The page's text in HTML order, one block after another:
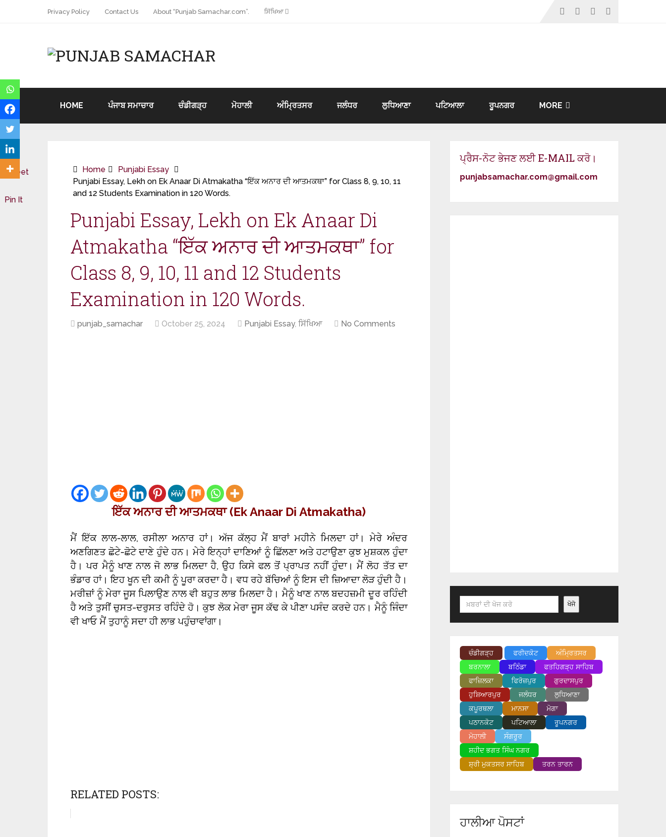
Privacy Policy Contact Us About “Punjab Samachar.com”. ਸਿੱਖਿਆ
HOME ਪੰਜਾਬ ਸਮਾਚਾਰ ਚੰਡੀਗੜ੍ਹ ਮੋਹਾਲੀ ਅੰਮ੍ਰਿਤਸਰ ਜਲੰਧਰ ਲੁਧਿਆਣਾ ਪਟਿਆਲਾ ਰੂਪਨਗਰ MORE
Home
Punjabi Essay
Punjabi Essay, Lekh on Ek Anaar Di Atmakatha “ਇੱਕ ਅਨਾਰ ਦੀ ਆਤਮਕਥਾ” for Class 8, 9, 10, 11
and 12 Students Examination in 120 Words.
Punjabi Essay, Lekh on Ek Anaar Di
Atmakatha “ਇੱਕ ਅਨਾਰ ਦੀ ਆਤਮਕਥਾ” for
Class 8, 9, 10, 11 and 12 Students
Examination in 120 Words.
punjab_samachar October 25, 2024 Punjabi Essay, ਸਿੱਖਿਆ No Comments
ਇੱਕ ਅਨਾਰ ਦੀ ਆਤਮਕਥਾ (Ek Anaar Di Atmakatha)
ਮੈਂ ਇੱਕ ਲਾਲ-ਲਾਲ, ਰਸੀਲਾ ਅਨਾਰ ਹਾਂ। ਅੱਜ ਕੱਲ੍ਹ ਮੈਂ ਬਾਰਾਂ ਮਹੀਨੇ ਮਿਲਦਾ ਹਾਂ। ਮੇਰੇ ਅੰਦਰ
ਅਣਗਿਣਤ ਛੋਟੇ-ਛੋਟੇ ਦਾਣੇ ਹੁੰਦੇ ਹਨ। ਮੇਰੇ ਇਨ੍ਹਾਂ ਦਾਣਿਆਂ ਨੂੰ ਛਿੱਲਣਾ ਅਤੇ ਹਟਾਉਣਾ ਕੁਝ ਮੁਸ਼ਕਲ ਹੁੰਦਾ
ਹੈ। ਪਰ ਮੈਨੂੰ ਖਾਣ ਨਾਲ ਜੋ ਲਾਭ ਮਿਲਦਾ ਹੈ, ਉਹ ਕਿਸੇ ਫਲ ਤੋਂ ਪ੍ਰਾਪਤ ਨਹੀਂ ਹੁੰਦਾ। ਮੈਂ ਲੋਹ ਤੱਤ ਦਾ
ਭੰਡਾਰ ਹਾਂ। ਇਹ ਖੂਨ ਦੀ ਕਮੀ ਨੂੰ ਪੂਰਾ ਕਰਦਾ ਹੈ। ਵਧ ਰਹੇ ਬੱਚਿਆਂ ਨੂੰ ਇਸ ਦੀ ਜ਼ਿਆਦਾ ਲੋੜ ਹੁੰਦੀ ਹੈ।
ਮਰੀਜ਼ਾਂ ਨੂੰ ਮੇਰਾ ਜੂਸ ਪਿਲਾਉਣ ਨਾਲ ਵੀ ਬਹੁਤ ਲਾਭ ਮਿਲਦਾ ਹੈ। ਮੈਨੂੰ ਖਾਣ ਨਾਲ ਬਦਹਜ਼ਮੀ ਦੂਰ ਰਹਿੰਦੀ
ਹੈ ਅਤੇ ਤੁਸੀਂ ਚੁਸਤ-ਦਰੁਸਤ ਰਹਿੰਦੇ ਹੋ। ਕੁਝ ਲੋਕ ਮੇਰਾ ਜੂਸ ਕੱਢ ਕੇ ਪੀਣਾ ਪਸੰਦ ਕਰਦੇ ਹਨ। ਮੈਨੂੰ ਜਿੰਦਾ
ਵੀ ਖਾਓ ਮੈਂ ਤੁਹਾਨੂੰ ਸਦਾ ਹੀ ਲਾਭ ਪਹੁੰਚਾਵਾਂਗਾ।
RELATED POSTS:
Tweet
Pin It
ਪ੍ਰੈਸ-ਨੋਟ ਭੇਜਣ ਲਈ E-MAIL ਕਰੋ।
punjabsamachar.com@gmail.com
Search ਖੋਜੋ
ਚੰਡੀਗੜ੍ਹ ਫਰੀਦਕੋਟ
ਅੰਮ੍ਰਿਤਸਰ
ਬਰਨਾਲਾ
ਬਠਿੰਡਾ
ਫਤਹਿਗੜ੍ਹ ਸਾਹਿਬ
ਫਾਜ਼ਿਲਕਾ
ਫਿਰੋਜ਼ਪੁਰ
ਗੁਰਦਾਸਪੁਰ
ਹੁਸ਼ਿਆਰਪੁਰ
ਜਲੰਧਰ
ਲੁਧਿਆਣਾ
ਕਪੂਰਥਲਾ
ਮਾਨਸਾ
ਮੋਗਾ
ਪਠਾਨਕੋਟ
ਪਟਿਆਲਾ
ਰੂਪਨਗਰ
ਮੋਹਾਲੀ
ਸੰਗਰੂਰ
ਸ਼ਹੀਦ ਭਗਤ ਸਿੰਘ ਨਗਰ
ਸ਼੍ਰੀ ਮੁਕਤਸਰ ਸਾਹਿਬ
ਤਰਨ ਤਾਰਨ
ਹਾਲੀਆ ਪੋਸਟਾਂ